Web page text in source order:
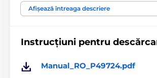
control mini sau dispozitivele d-fence).
expresă. Imaginile au doar caracter
Afișează întreaga descriere
Instrucțiuni pentru
Manual_RO_P49724.pdf